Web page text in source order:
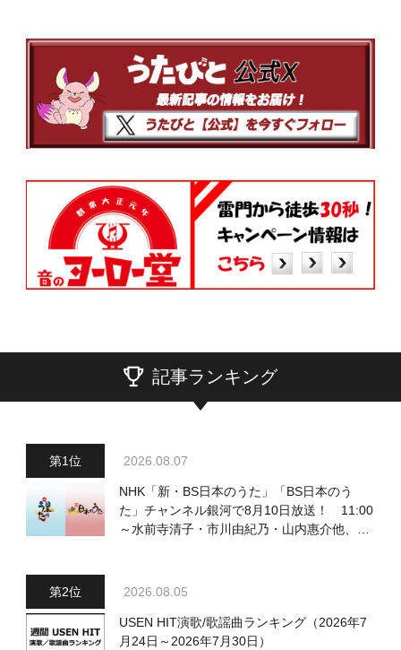
記事ランキング
2026.08.07
NHK「新・BS日本のうた」「BS日本のう
た」チャンネル銀河で8月10日放送！ 11:00
～水前寺清子・市川由紀乃・山内惠介他、
2026.08.05
USEN HIT演歌/歌謡曲ランキング（2026年7
月24日～2026年7月30日）